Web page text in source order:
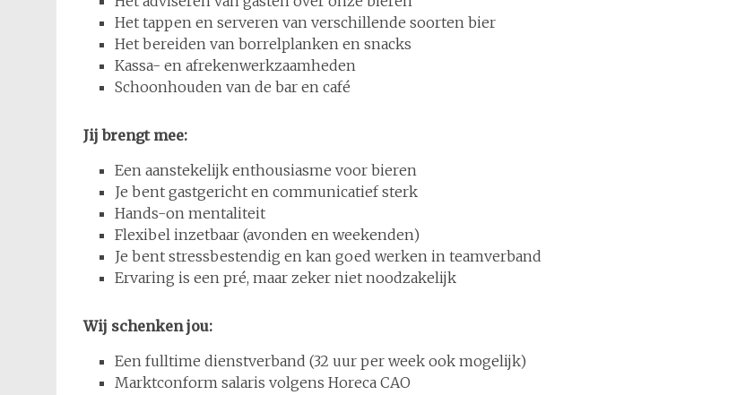
Het tappen en serveren van verschillende soorten bier
Het bereiden van borrelplanken en snacks
Kassa- en afrekenwerkzaamheden
Schoonhouden van de bar en café
Jij brengt mee:
Een aanstekelijk enthousiasme voor bieren
Je bent gastgericht en communicatief sterk
Hands-on mentaliteit
Flexibel inzetbaar (avonden en weekenden)
Je bent stressbestendig en kan goed werken in teamverband
Ervaring is een pré, maar zeker niet noodzakelijk
Wij schenken jou:
Een fulltime dienstverband (32 uur per week ook mogelijk)
Marktconform salaris volgens Horeca CAO